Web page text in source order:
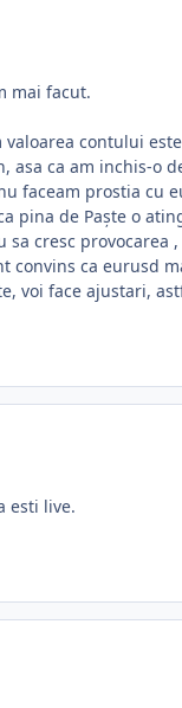
mai facut.
contului
ca am inchis-o
faceam prostia cu
pina de Paşte o
sa cresc
ca eurusd
voi face ajustari,
esti live.